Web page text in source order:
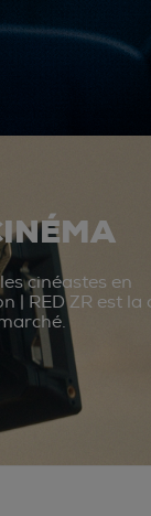
cinéastes en
| RED ZR est la